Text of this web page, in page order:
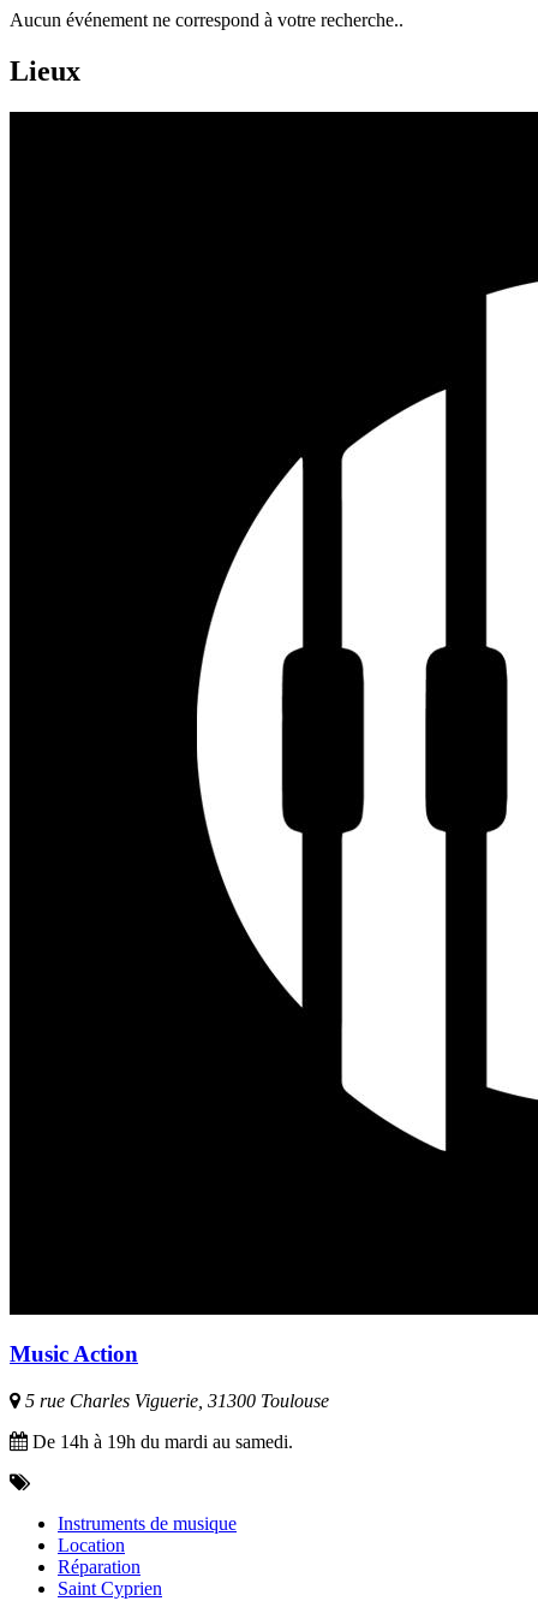
Aucun événement ne correspond à votre recherche..
Lieux
Music Action
5 rue Charles Viguerie, 31300 Toulouse
De 14h à 19h du mardi au samedi.
Instruments de musique
Location
Réparation
Saint Cyprien